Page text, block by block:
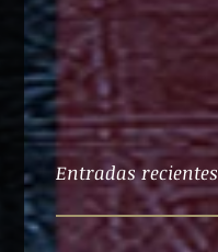
Entradas recientes